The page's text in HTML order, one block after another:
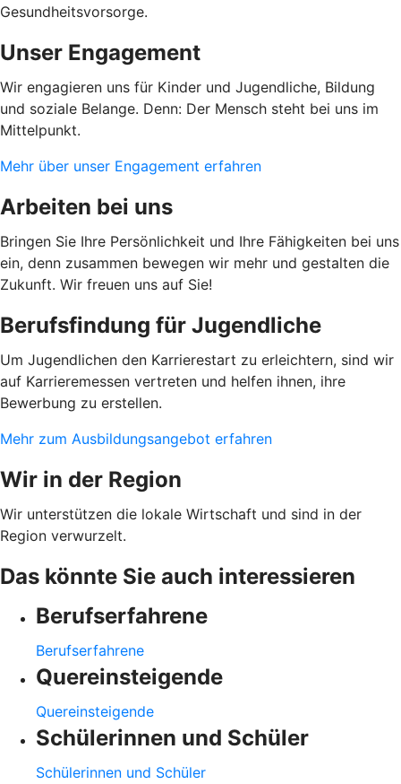
Gesundheitsvorsorge.
Unser Engagement
Wir engagieren uns für Kinder und Jugendliche, Bildung
und soziale Belange. Denn: Der Mensch steht bei uns im
Mittelpunkt.
Mehr über unser Engagement erfahren
Arbeiten bei uns
Bringen Sie Ihre Persönlichkeit und Ihre Fähigkeiten bei uns
ein, denn zusammen bewegen wir mehr und gestalten die
Zukunft. Wir freuen uns auf Sie!
Berufsfindung für Jugendliche
Um Jugendlichen den Karrierestart zu erleichtern, sind wir
auf Karrieremessen vertreten und helfen ihnen, ihre
Bewerbung zu erstellen.
Mehr zum Ausbildungsangebot erfahren
Wir in der Region
Wir unterstützen die lokale Wirtschaft und sind in der
Region verwurzelt.
Das könnte Sie auch interessieren
Berufserfahrene
Berufserfahrene
Quereinsteigende
Quereinsteigende
Schülerinnen und Schüler
Schülerinnen und Schüler